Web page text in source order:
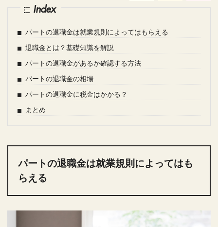
Index
パートの退職金は就業規則によってはもらえる
退職金とは？基礎知識を解説
パートの退職金があるか確認する方法
パートの退職金の相場
パートの退職金に税金はかかる？
まとめ
パートの退職金は就業規則によってはも
らえる